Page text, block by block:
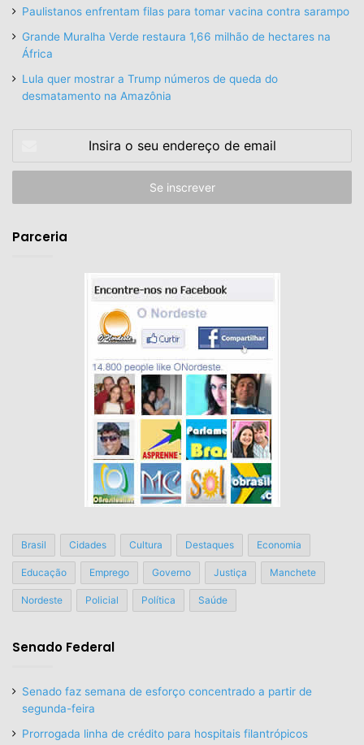
Paulistanos enfrentam filas para tomar vacina contra sarampo
Grande Muralha Verde restaura 1,66 milhão de hectares na
África
Lula quer mostrar a Trump números de queda do
desmatamento na Amazônia
seu
de
Parceria
Brasil Cidades Cultura Destaques Economia
Educação Emprego Governo Justiça Manchete
Nordeste Policial Política Saúde
Senado Federal
Senado faz semana de esforço concentrado a partir de
segunda-feira
Prorrogada linha de crédito para hospitais filantrópicos